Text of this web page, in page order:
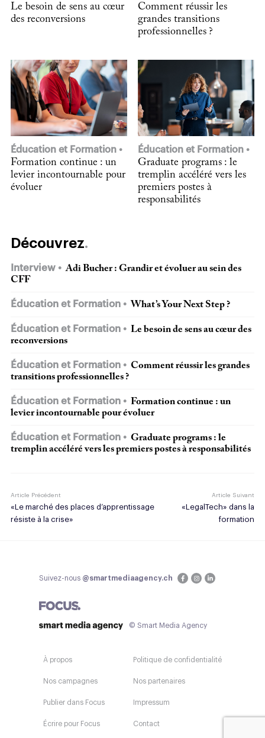
Le besoin de sens au cœur
des reconversions
Comment réussir les
grandes transitions
professionnelles ?
Éducation et Formation
Formation continue : un
levier incontournable pour
évoluer
Éducation et Formation
Graduate programs : le
tremplin accéléré vers les
premiers postes à
responsabilités
Découvrez
Interview
Adi Bucher : Grandir et évoluer au sein des
CFF
Éducation et Formation What’s Your Next Step ?
Éducation et Formation
Le besoin de sens au cœur des
reconversions
Éducation et Formation
Comment réussir les grandes
transitions professionnelles ?
Éducation et Formation
Formation continue : un
levier incontournable pour évoluer
Éducation et Formation
Graduate programs : le
tremplin accéléré vers les premiers postes à responsabilités
Article Précédent
«Le marché des places d’apprentissage
résiste à la crise»
Article Suivant
«LegalTech» dans la
formation
Suivez-nous @smartmediaagency.ch
© Smart Media Agency
À propos
Nos campagnes
Publier dans Focus
Écrire pour Focus
Politique de confidentialité
Nos partenaires
Impressum
Contact